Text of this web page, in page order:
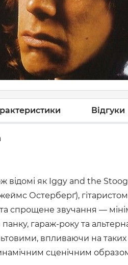
Відгуки
відомі як Iggy and the
Остерберґ),
спрощене звучання —
гараж-року та
впливаючи на
сценічним